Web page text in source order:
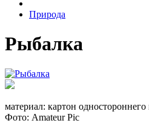
Природа
Рыбалка
материал: картон
Фото: Amateur Pic